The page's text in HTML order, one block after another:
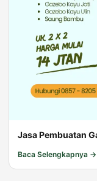
Jasa Pembuatan
Baca Selengkapnya →